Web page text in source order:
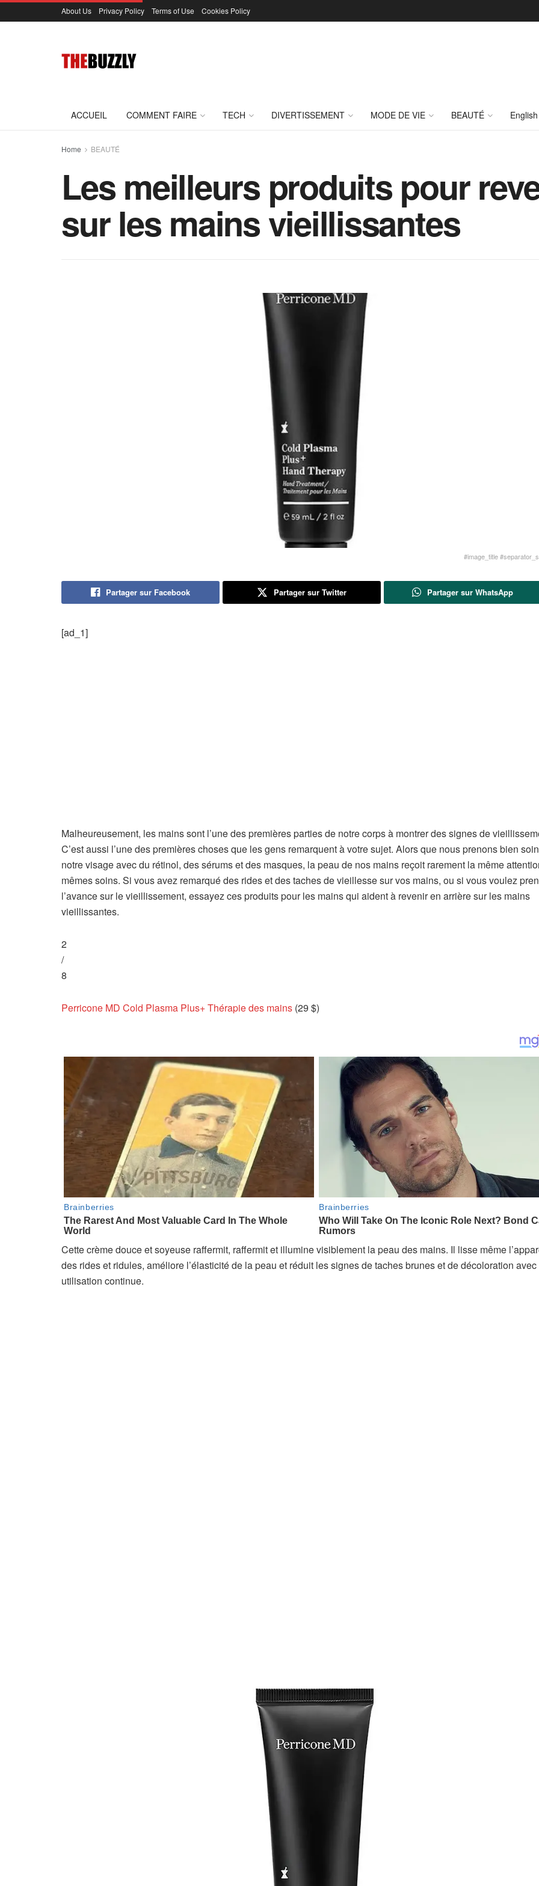
About Us Privacy Policy Terms of Use Cookies Policy
ACCUEIL COMMENT FAIRE TECH DIVERTISSEMENT MODE DE VIE BEAUTÉ
Home BEAUTÉ
Les meilleurs produits pour
sur les mains vieillissantes
#image_title
Partager sur Facebook Partager sur Twitter Partager sur WhatsApp
[ad_1]
Malheureusement, les mains sont l’une des premières parties de notre corps à montrer des signes de
C’est aussi l’une des premières choses que les gens remarquent à votre sujet. Alors que nous prenons bien
notre visage avec du rétinol, des sérums et des masques, la peau de nos mains reçoit rarement la même
mêmes soins. Si vous avez remarqué des rides et des taches de vieillesse sur vos mains, ou si vous voulez
l’avance sur le vieillissement, essayez ces produits pour les mains qui aident à revenir en arrière sur les mains
vieillissantes.
2
/
8
Perricone MD Cold Plasma Plus+ Thérapie des mains (29 $)
Cette crème douce et soyeuse raffermit, raffermit et illumine visiblement la peau des mains. Il lisse même
des rides et ridules, améliore l’élasticité de la peau et réduit les signes de taches brunes et de décoloration
utilisation continue.